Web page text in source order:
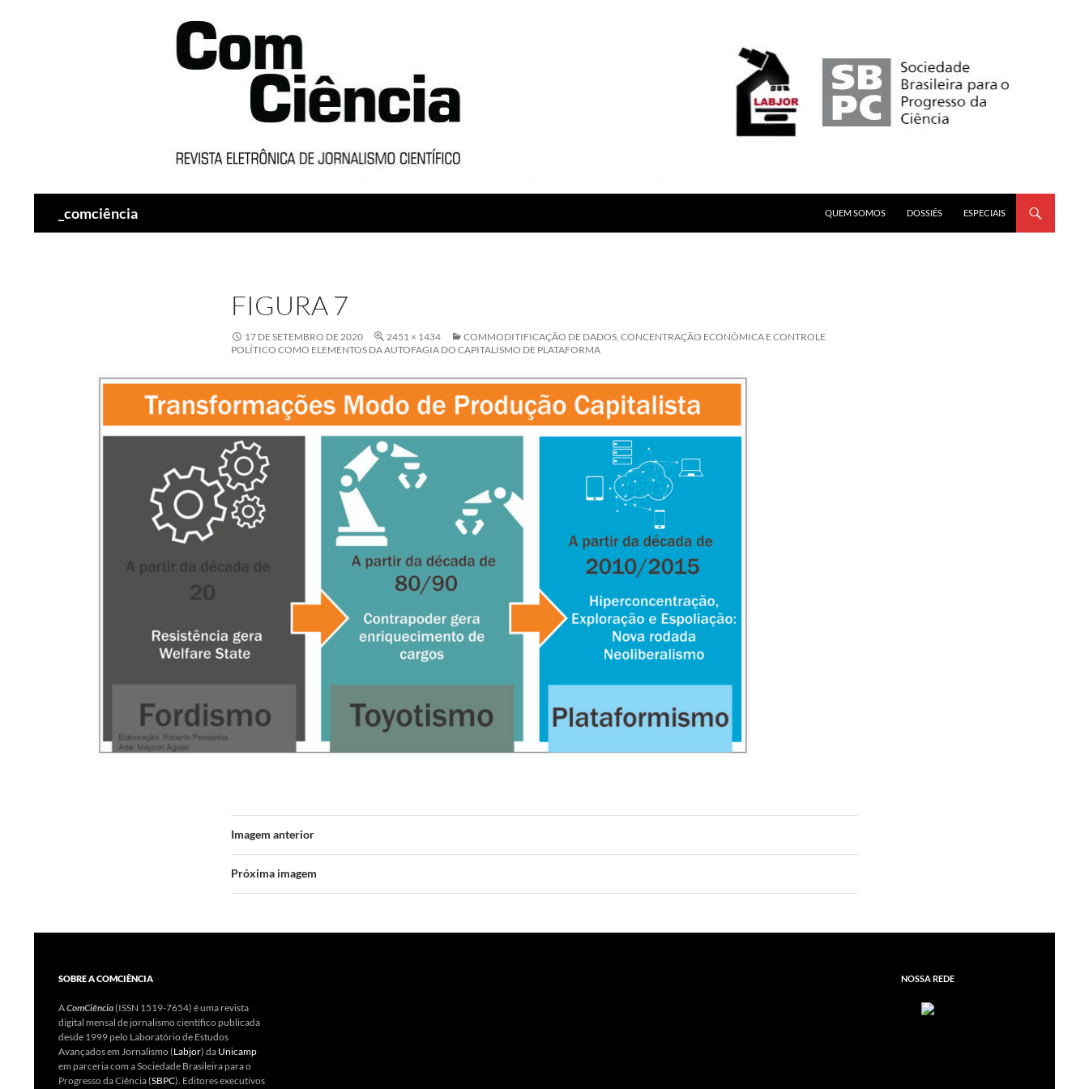
_comciência
QUEM SOMOS
DOSSIÊS ESPECIAIS
FIGURA 7
17 DE SETEMBRO DE 2020 2451 × 1434
COMMODITIFICAÇÃO DE DADOS, CONCENTRAÇÃO ECONÔMICA E CONTROLE
POLÍTICO COMO ELEMENTOS DA AUTOFAGIA DO CAPITALISMO DE PLATAFORMA
Imagem anterior
Próxima imagem
SOBRE A COMCIÊNCIA
AComCiência(ISSN 1519-7654) é uma revista
digital mensal de jornalismo científico publicada
desde 1999 pelo Laboratório de Estudos
Avançados em Jornalismo (Labjor) da Unicamp
em parceria com a Sociedade Brasileira para o
Progresso da Ciência (SBPC). Editores executivos
NOSSA REDE